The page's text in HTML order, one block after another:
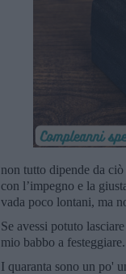
non tutto dipende da
con l’impegno e la
vada poco lontani, ma
Se avessi potuto
mio babbo a
I quaranta sono un po'